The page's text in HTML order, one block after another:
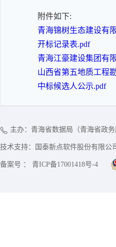
附件如下:
青海锦树生态建设有
开标记录表.pdf
青海江豪建设集团有
山西省第五地质工程
中标候选人公示.pdf
主办：青海省数据局（青海省政务
技术支持：国泰新点软件股份有限公
备案号 ： 青ICP备17001418号-4